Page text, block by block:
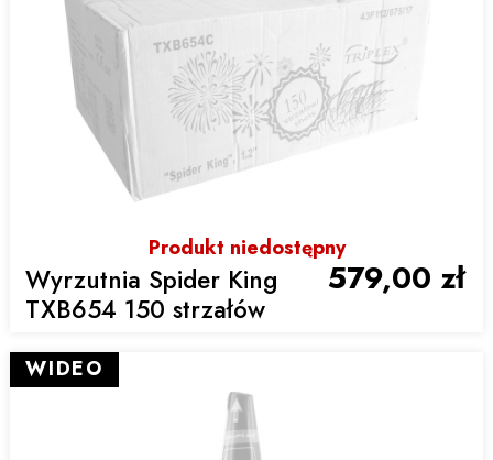
Produkt niedostępny
Wyrzutnia Spider King
TXB654 150 strzałów
579,00 zł
WIDEO